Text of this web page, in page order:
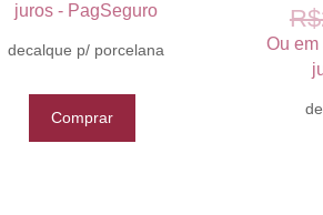
juros - PagSeguro
decalque p/ porcelana
Comprar
R$
Ou em